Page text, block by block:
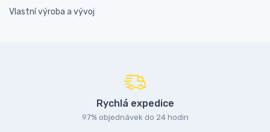
Vlastní výroba a vývoj
Rychlá expedice
97% objednávek do 24 hodin